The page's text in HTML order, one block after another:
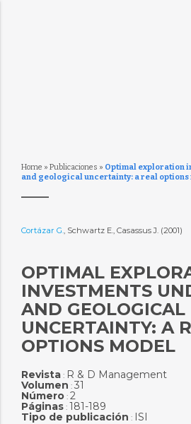
Home » Publicaciones » Optimal exploration
and geological uncertainty: a real options
Cortázar G., Schwartz E., Casassus J. (2001)
OPTIMAL
INVESTMENTS
AND GEOLOGICAL
UNCERTAINTY: A
OPTIONS MODEL
Revista: R & D Management
Volumen : 31
Número: 2
Páginas: 181-189
Tipo de publicación : ISI